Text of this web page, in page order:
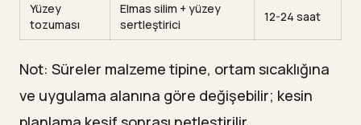
Yüzey
tozuması
Elmas silim + yüzey
sertleştirici
12-24 saat
Not: Süreler malzeme tipine, ortam sıcaklığına
ve uygulama alanına göre değişebilir; kesin